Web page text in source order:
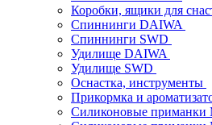
Коробки, ящики для
Спиннинги DAIWA
Спиннинги SWD
Удилище DAIWA
Удилище SWD
Оснастка, инструменты
Прикормка и
Силиконовые приманки